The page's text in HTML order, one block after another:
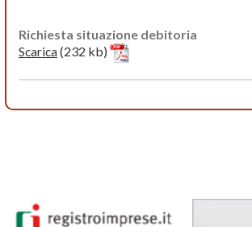
Richiesta situazione debitoria
Scarica (232 kb)